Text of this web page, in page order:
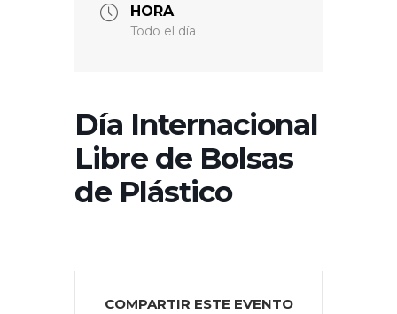
HORA
Todo el día
Día Internacional
Libre de Bolsas
de Plástico
COMPARTIR ESTE EVENTO